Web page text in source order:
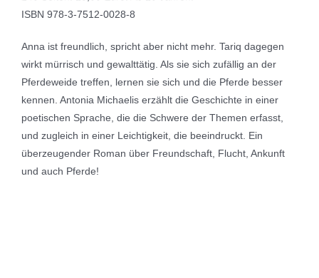
ISBN 978-3-7512-0028-8
Anna ist freundlich, spricht aber nicht mehr. Tariq dagegen
wirkt mürrisch und gewalttätig. Als sie sich zufällig an der
Pferdeweide treffen, lernen sie sich und die Pferde besser
kennen. Antonia Michaelis erzählt die Geschichte in einer
poetischen Sprache, die die Schwere der Themen erfasst,
und zugleich in einer Leichtigkeit, die beeindruckt. Ein
überzeugender Roman über Freundschaft, Flucht, Ankunft
und auch Pferde!